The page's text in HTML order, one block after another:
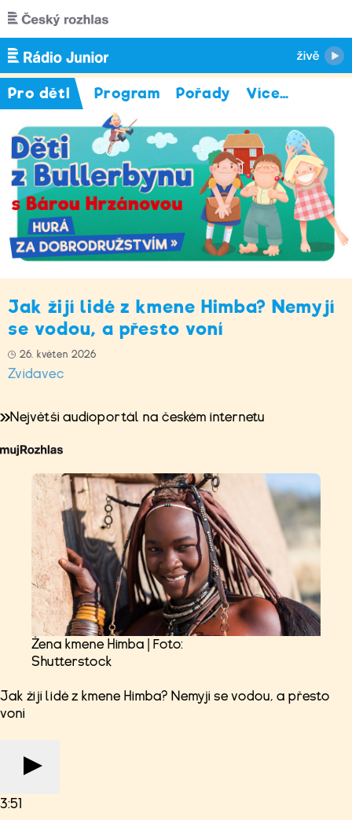
Přejít k hlavnímu obsahu
Pro děti Program Pořady Více…
Jak žijí lidé z kmene Himba? Nemyjí
se vodou, a přesto voní
26. květen 2026
Zvídavec
Největší audioportál na českém internetu
Žena kmene Himba | Foto:
Shutterstock
Jak žijí lidé z kmene Himba? Nemyjí se vodou, a přesto
voní
3:51